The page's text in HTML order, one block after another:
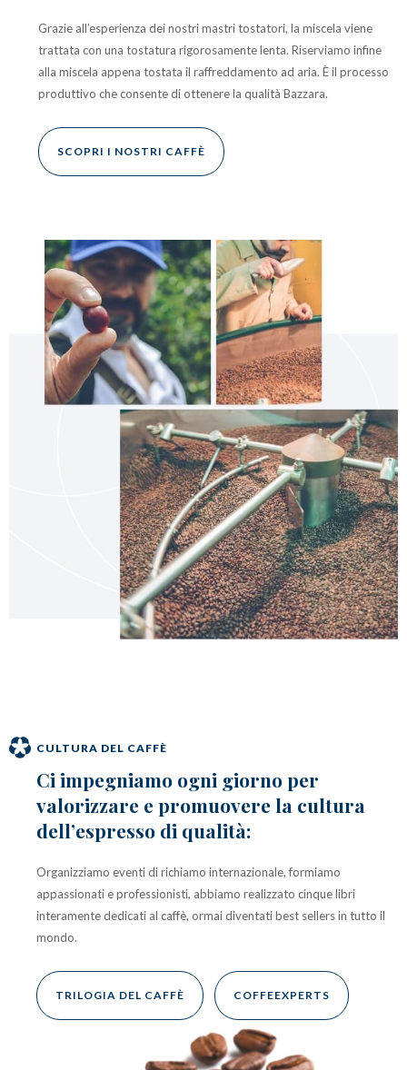
Grazie all’esperienza dei nostri mastri tostatori, la miscela viene
trattata con una tostatura rigorosamente lenta. Riserviamo infine
alla miscela appena tostata il raffreddamento ad aria. È il processo
produttivo che consente di ottenere la qualità Bazzara.
SCOPRI I NOSTRI CAFFÈ
CULTURA DEL CAFFÈ
Ci impegniamo ogni giorno per
valorizzare e promuovere la cultura
dell’espresso di qualità:
Organizziamo eventi di richiamo internazionale, formiamo
appassionati e professionisti, abbiamo realizzato cinque libri
interamente dedicati al caffè, ormai diventati best sellers in tutto il
mondo.
TRILOGIA DEL CAFFÈ COFFEEXPERTS